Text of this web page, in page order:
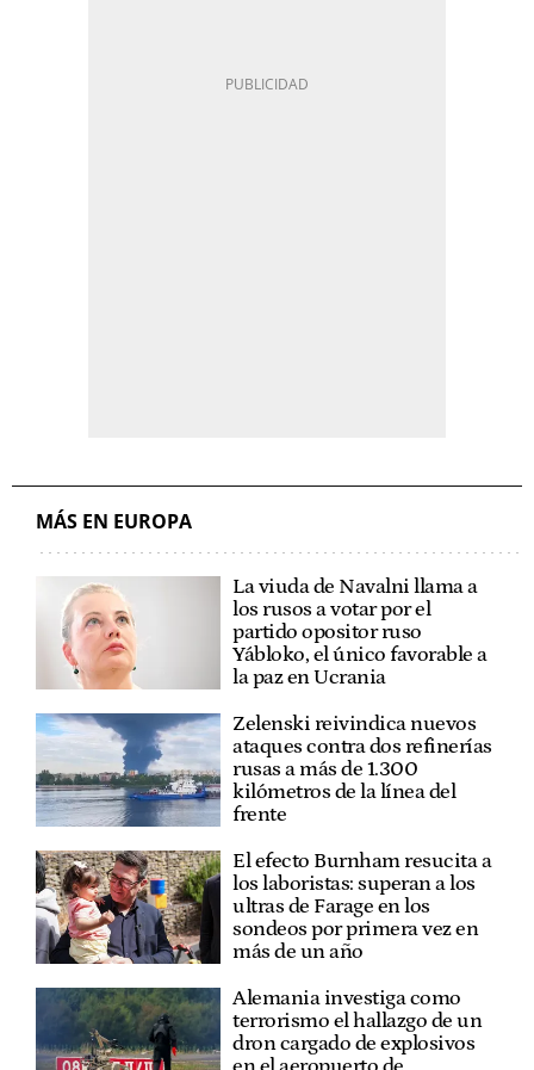
MÁS EN EUROPA
La viuda de Navalni llama a
los rusos a votar por el
partido opositor ruso
Yábloko, el único favorable a
la paz en Ucrania
Zelenski reivindica nuevos
ataques contra dos refinerías
rusas a más de 1.300
kilómetros de la línea del
frente
El efecto Burnham resucita a
los laboristas: superan a los
ultras de Farage en los
sondeos por primera vez en
más de un año
Alemania investiga como
terrorismo el hallazgo de un
dron cargado de explosivos